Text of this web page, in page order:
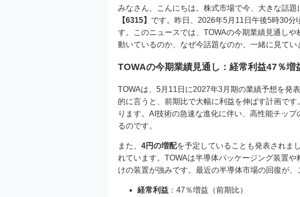
みなさん、こんにちは。株式市場で今、大きな話
【6315】 です。昨日、2026年5月11日午後5時30
す。このニュースでは、TOWAの今期業績見通し
動いているのか、なぜ今話題なのか、一緒に見てい
TOWAの今期業績見通し：経常利益47％増
TOWAは、5月11日に2027年3月期の業績予想を発
的に言うと、前期比で大幅に利益を伸ばす計画で
ります。AI技術の急速な進化に伴い、高性能チッ
るのです。
また、 4円の増配を予定していることも発表されま
れています。TOWAは半導体パッケージング装置
けの装置が強みです。最近の半導体市場の回復が
経常利益 ：47％増益（前期比）